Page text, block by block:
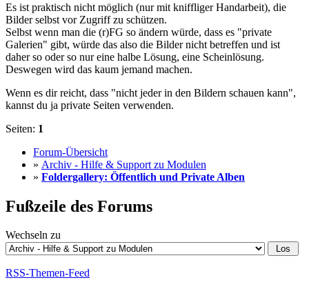
Es ist praktisch nicht möglich (nur mit kniffliger Handarbeit), die
Bilder selbst vor Zugriff zu schützen.
Selbst wenn man die (r)FG so ändern würde, dass es "private
Galerien" gibt, würde das also die Bilder nicht betreffen und ist
daher so oder so nur eine halbe Lösung, eine Scheinlösung.
Deswegen wird das kaum jemand machen.
Wenn es dir reicht, dass "nicht jeder in den Bildern schauen kann",
kannst du ja private Seiten verwenden.
Seiten: 1
Forum-Übersicht
» Archiv - Hilfe & Support zu Modulen
» Foldergallery: Öffentlich und Private Alben
Fußzeile des Forums
Wechseln zu
RSS-Themen-Feed